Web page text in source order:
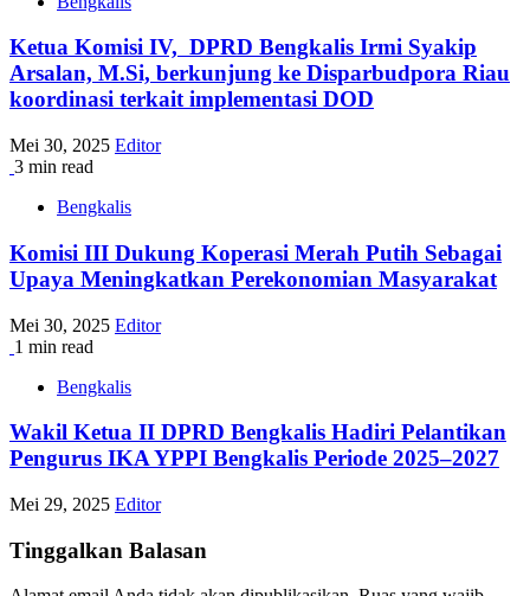
Ketua Komisi IV, DPRD Bengkalis Irmi Syakip
Arsalan, M.Si, berkunjung ke Disparbudpora Riau
koordinasi terkait implementasi DOD
Mei 30, 2025 Editor
3 min read
Bengkalis
Komisi III Dukung Koperasi Merah Putih Sebagai
Upaya Meningkatkan Perekonomian Masyarakat
Mei 30, 2025 Editor
1 min read
Bengkalis
Wakil Ketua II DPRD Bengkalis Hadiri Pelantikan
Pengurus IKA YPPI Bengkalis Periode 2025–2027
Mei 29, 2025 Editor
Tinggalkan Balasan